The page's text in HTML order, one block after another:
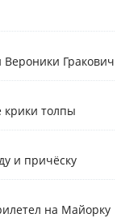
Вероники Гракович
крики толпы
и причёску
на Майорку